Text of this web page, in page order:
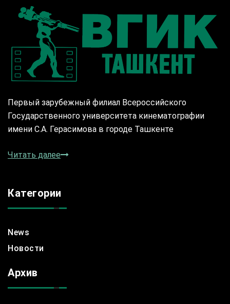
Первый зарубежный филиал Всероссийского
Государственного университета кинематографии
имени С.А. Герасимова в городе Ташкенте
Читать далее
Категории
News
Новости
Архив